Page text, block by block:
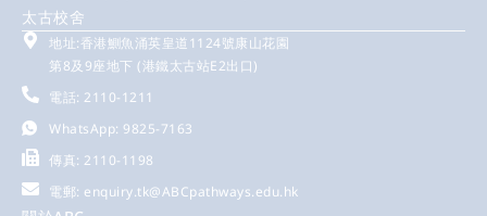
太古校舍
地址:香港鰂魚涌英皇道1124號康山花園
第8及9座地下 (港鐵太古站E2出口)
電話: 2110-1211
WhatsApp: 9825-7163
傳真: 2110-1198
電郵: enquiry.tk@ABCpathways.edu.hk